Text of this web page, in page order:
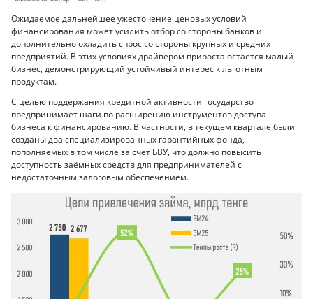
Ожидаемое дальнейшее ужесточение ценовых условий
финансирования может усилить отбор со стороны банков и
дополнительно охладить спрос со стороны крупных и средних
предприятий. В этих условиях драйвером прироста остаётся малый
бизнес, демонстрирующий устойчивый интерес к льготным
продуктам.
С целью поддержания кредитной активности государство
предпринимает шаги по расширению инструментов доступа
бизнеса к финансированию. В частности, в текущем квартале были
созданы два специализированных гарантийных фонда,
пополняемых в том числе за счет БВУ, что должно повысить
доступность заёмных средств для предпринимателей с
недостаточным залоговым обеспечением.